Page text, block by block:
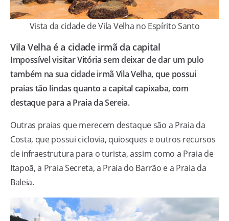
Vista da cidade de Vila Velha no Espírito Santo
Vila Velha é a cidade irmã da capital
Impossível visitar Vitória sem deixar de dar um pulo
também na sua cidade irmã Vila Velha, que possui
praias tão lindas quanto a capital capixaba, com
destaque para a Praia da Sereia.
Outras praias que merecem destaque são a Praia da
Costa, que possui ciclovia, quiosques e outros recursos
de infraestrutura para o turista, assim como a Praia de
Itapoã, a Praia Secreta, a Praia do Barrão e a Praia da
Baleia.